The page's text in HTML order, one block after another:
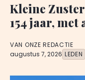
Kleine
154 jaar,
VAN ONZE REDACTIE
augustus 7, 2026 LEDEN